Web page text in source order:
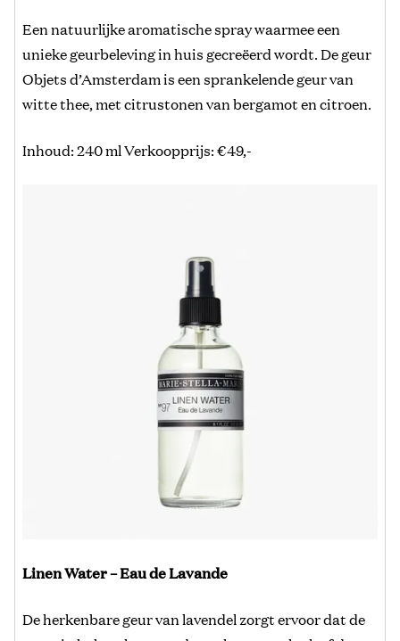
Een natuurlijke aromatische spray waarmee een
unieke geurbeleving in huis gecreëerd wordt. De geur
Objets d’Amsterdam is een sprankelende geur van
witte thee, met citrustonen van bergamot en citroen.
Inhoud: 240 ml Verkoopprijs: €49,-
Linen Water – Eau de Lavande
De herkenbare geur van lavendel zorgt ervoor dat de